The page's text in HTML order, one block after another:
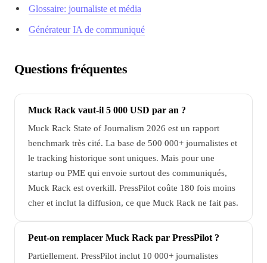
Glossaire: journaliste et média
Générateur IA de communiqué
Questions fréquentes
Muck Rack vaut-il 5 000 USD par an ?
Muck Rack State of Journalism 2026 est un rapport
benchmark très cité. La base de 500 000+ journalistes et
le tracking historique sont uniques. Mais pour une
startup ou PME qui envoie surtout des communiqués,
Muck Rack est overkill. PressPilot coûte 180 fois moins
cher et inclut la diffusion, ce que Muck Rack ne fait pas.
Peut-on remplacer Muck Rack par PressPilot ?
Partiellement. PressPilot inclut 10 000+ journalistes